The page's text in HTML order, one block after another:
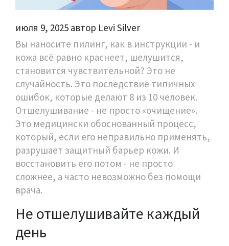
июля 9, 2025 автор Levi Silver
Вы наносите пилинг, как в инструкции - и
кожа всё равно краснеет, шелушится,
становится чувствительной? Это не
случайность. Это последствие типичных
ошибок, которые делают 8 из 10 человек.
Отшелушивание - не просто «очищение».
Это медицински обоснованный процесс,
который, если его неправильно применять,
разрушает защитный барьер кожи. И
восстановить его потом - не просто
сложнее, а часто невозможно без помощи
врача.
Не отшелушивайте каждый
день